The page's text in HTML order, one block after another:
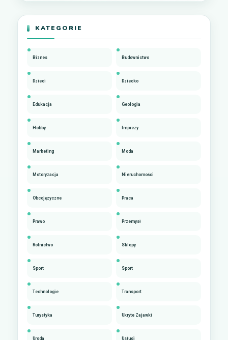
KATEGORIE
Biznes Budownictwo
Dzieci Dziecko
Edukacja Geologia
Hobby Imprezy
Marketing Moda
Motoryzacja Nieruchomości
Obcojęzyczne Praca
Prawo Przemysł
Rolnictwo Sklepy
Sport Sport
Technologie Transport
Turystyka Ukryte Zajawki
Uroda Usługi